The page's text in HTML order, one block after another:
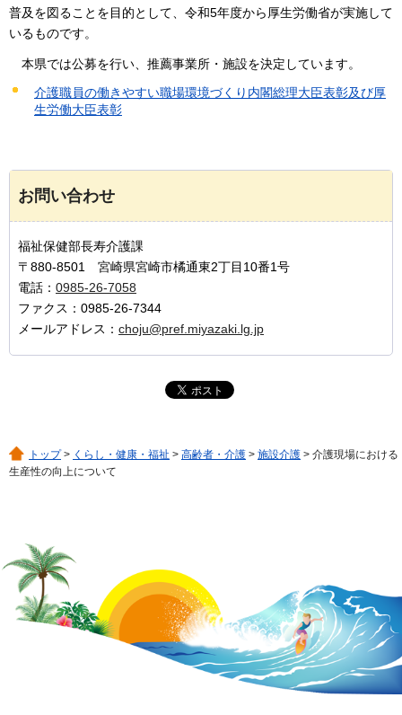
普及を図ることを目的として、令和5年度から厚生労働省が実施して
いるものです。
本県では公募を行い、推薦事業所・施設を決定しています。
介護職員の働きやすい職場環境づくり内閣総理大臣表彰及び厚
生労働大臣表彰
お問い合わせ
福祉保健部長寿介護課
〒880-8501 宮崎県宮崎市橘通東2丁目10番1号
電話： 0985-26-7058
ファクス：0985-26-7344
メールアドレス： choju@pref.miyazaki.lg.jp
トップ> くらし・健康・福祉 > 高齢者・介護 > 施設介護 > 介護現場における
生産性の向上について